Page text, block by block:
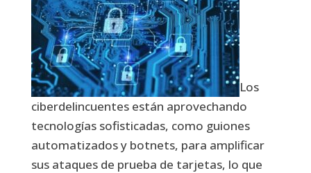
Los
ciberdelincuentes están aprovechando
tecnologías sofisticadas, como guiones
automatizados y botnets, para amplificar
sus ataques de prueba de tarjetas, lo que